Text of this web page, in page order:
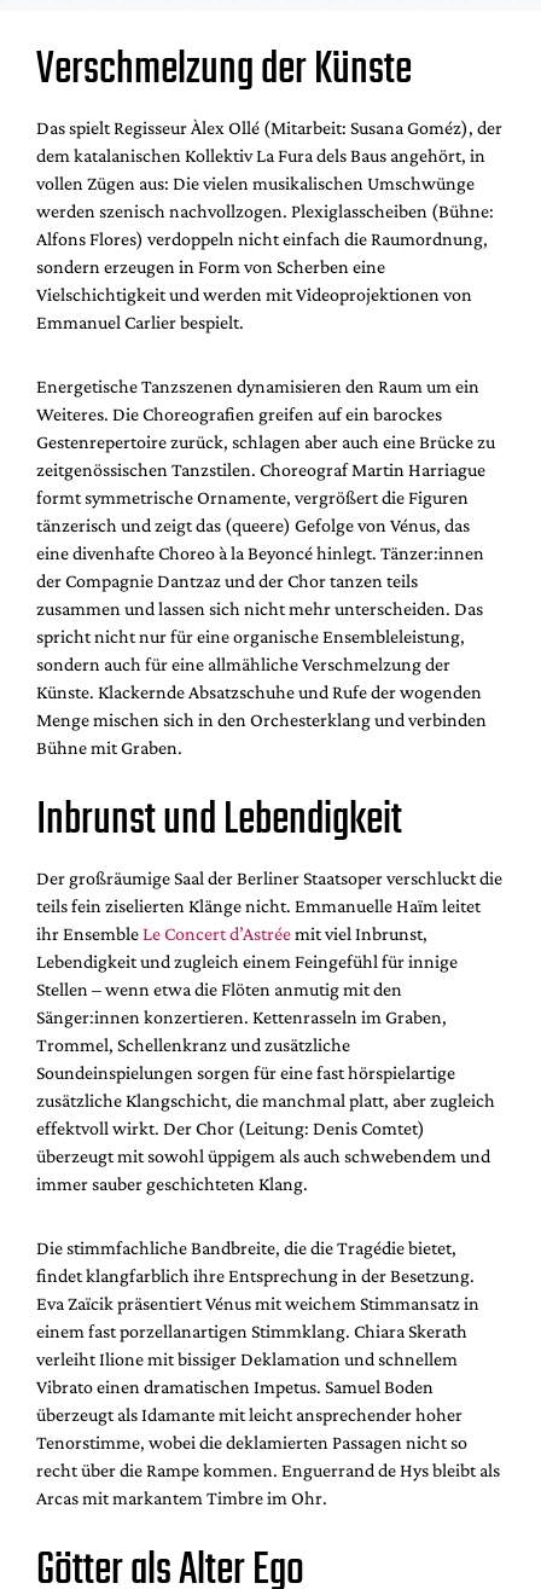
Verschmelzung der Künste
Das spielt Regisseur Àlex Ollé (Mitarbeit: Susana Goméz), der
dem katalanischen Kollektiv La Fura dels Baus angehört, in
vollen Zügen aus: Die vielen musikalischen Umschwünge
werden szenisch nachvollzogen. Plexiglasscheiben (Bühne:
Alfons Flores) verdoppeln nicht einfach die Raumordnung,
sondern erzeugen in Form von Scherben eine
Vielschichtigkeit und werden mit Videoprojektionen von
Emmanuel Carlier bespielt.
Energetische Tanzszenen dynamisieren den Raum um ein
Weiteres. Die Choreografien greifen auf ein barockes
Gestenrepertoire zurück, schlagen aber auch eine Brücke zu
zeitgenössischen Tanzstilen. Choreograf Martin Harriague
formt symmetrische Ornamente, vergrößert die Figuren
tänzerisch und zeigt das (queere) Gefolge von Vénus, das
eine divenhafte Choreo à la Beyoncé hinlegt. Tänzer:innen
der Compagnie Dantzaz und der Chor tanzen teils
zusammen und lassen sich nicht mehr unterscheiden. Das
spricht nicht nur für eine organische Ensembleleistung,
sondern auch für eine allmähliche Verschmelzung der
Künste. Klackernde Absatzschuhe und Rufe der wogenden
Menge mischen sich in den Orchesterklang und verbinden
Bühne mit Graben.
Inbrunst und Lebendigkeit
Der großräumige Saal der Berliner Staatsoper verschluckt die
teils fein ziselierten Klänge nicht. Emmanuelle Haïm leitet
ihr EnsembleLe Concert d’Astréemit viel Inbrunst,
Lebendigkeit und zugleich einem Feingefühl für innige
Stellen – wenn etwa die Flöten anmutig mit den
Sänger:innen konzertieren. Kettenrasseln im Graben,
Trommel, Schellenkranz und zusätzliche
Soundeinspielungen sorgen für eine fast hörspielartige
zusätzliche Klangschicht, die manchmal platt, aber zugleich
effektvoll wirkt. Der Chor (Leitung: Denis Comtet)
überzeugt mit sowohl üppigem als auch schwebendem und
immer sauber geschichteten Klang.
Die stimmfachliche Bandbreite, die die Tragédie bietet,
findet klangfarblich ihre Entsprechung in der Besetzung.
Eva Zaïcik präsentiert Vénus mit weichem Stimmansatz in
einem fast porzellanartigen Stimmklang. Chiara Skerath
verleiht Ilione mit bissiger Deklamation und schnellem
Vibrato einen dramatischen Impetus. Samuel Boden
überzeugt als Idamante mit leicht ansprechender hoher
Tenorstimme, wobei die deklamierten Passagen nicht so
recht über die Rampe kommen. Enguerrand de Hys bleibt als
Arcas mit markantem Timbre im Ohr.
Götter als Alter Ego